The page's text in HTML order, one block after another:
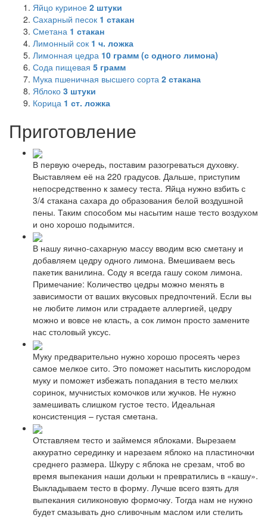
Яйцо куриное 2 штуки
Сахарный песок 1 стакан
Сметана 1 стакан
Лимонный сок 1 ч. ложка
Лимонная цедра 10 грамм (с одного лимона)
Сода пищевая 5 грамм
Мука пшеничная высшего сорта 2 стакана
Яблоко 3 штуки
Корица 1 ст. ложка
Приготовление
В первую очередь, поставим разогреваться духовку.
Выставляем её на 220 градусов. Дальше, приступим
непосредственно к замесу теста. Яйца нужно взбить с
3/4 стакана сахара до образования белой воздушной
пены. Таким способом мы насытим наше тесто воздухом
и оно хорошо подымится.
В нашу яично-сахарную массу вводим всю сметану и
добавляем цедру одного лимона. Вмешиваем весь
пакетик ванилина. Соду я всегда гашу соком лимона.
Примечание: Количество цедры можно менять в
зависимости от ваших вкусовых предпочтений. Если вы
не любите лимон или страдаете аллергией, цедру
можно и вовсе не класть, а сок лимон просто замените
нас столовый уксус.
Муку предварительно нужно хорошо просеять через
самое мелкое сито. Это поможет насытить кислородом
муку и поможет избежать попадания в тесто мелких
соринок, мучнистых комочков или жучков. Не нужно
замешивать слишком густое тесто. Идеальная
консистенция – густая сметана.
Отставляем тесто и займемся яблоками. Вырезаем
аккуратно серединку и нарезаем яблоко на пластиночки
среднего размера. Шкуру с яблока не срезам, чтоб во
время выпекания наши дольки н превратились в «кашу».
Выкладываем тесто в форму. Лучше всего взять для
выпекания силиконовую формочку. Тогда нам не нужно
будет смазывать дно сливочным маслом или стелить